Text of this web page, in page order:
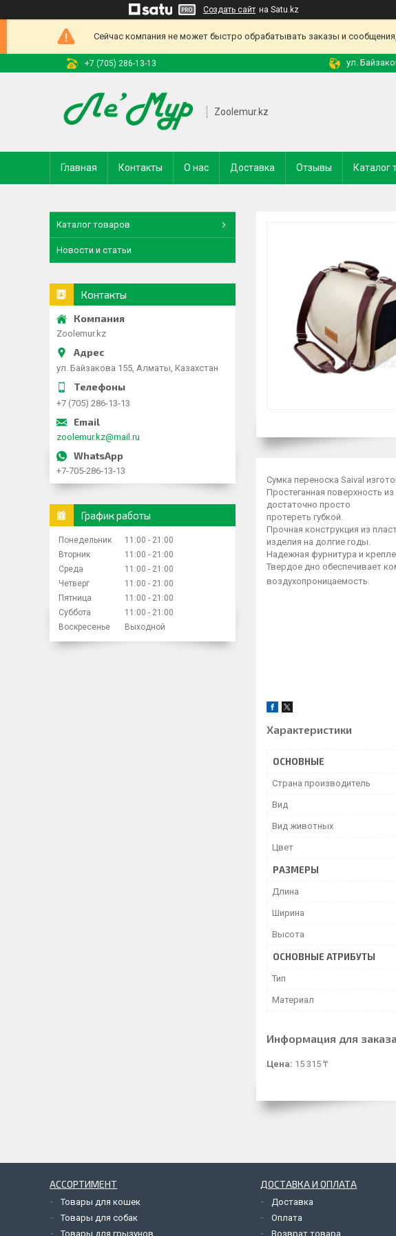
Создать сайт на Satu.kz
Сейчас компания не может быстро обрабатывать заказы и
+7 (705) 286-13-13 ул.
Zoolemur.kz
Главная Контакты О нас Доставка Отзывы Каталог
Сумка переноска Saival
Простеганная поверхность
достаточно просто
протереть губкой.
Прочная конструкция из
изделия на долгие годы.
Надежная фурнитура и
Твердое дно обеспечивает
воздухопроницаемость.
Характеристики
ОСНОВНЫЕ
Страна производитель
Вид
Вид животных
Цвет
РАЗМЕРЫ
Длина
Ширина
Высота
ОСНОВНЫЕ АТРИБУТЫ
Тип
Материал
Информация для заказа
Цена: 15 315 ₸
Каталог товаров
Новости и статьи
Контакты
Zoolemur.kz
ул. Байзакова 155, Алматы, Казахстан
+7 (705) 286-13-13
zoolemur.kz@mail.ru
+7-705-286-13-13
График работы
Понедельник 11:00
21:00
Вторник
11:00
21:00
Среда
11:00
21:00
Четверг
11:00
21:00
Пятница
11:00
21:00
Суббота
11:00
21:00
Воскресенье
Выходной
АССОРТИМЕНТ
Товары для кошек
Товары для собак
Товары для грызунов
ДОСТАВКА И ОПЛАТА
Доставка
Оплата
Возврат товара